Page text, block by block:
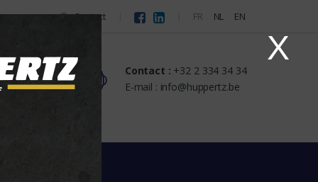
X
Contact FR NL EN
Contact : +32 2 334 34 34
E-mail : info@huppertz.be